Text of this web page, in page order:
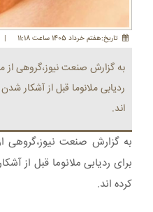
تاريخ:هفتم خرداد 1405 ساعت 11:18 |
به گزارش صنعت نیوز،گروهی از
ردیابی ملانوما قبل از آشکار
اند.
به گزارش صنعت نیوز،گروهی
برای ردیابی ملانوما قبل از
کرده اند.